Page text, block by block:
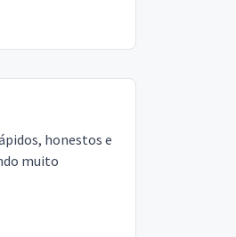
honestos e
muito